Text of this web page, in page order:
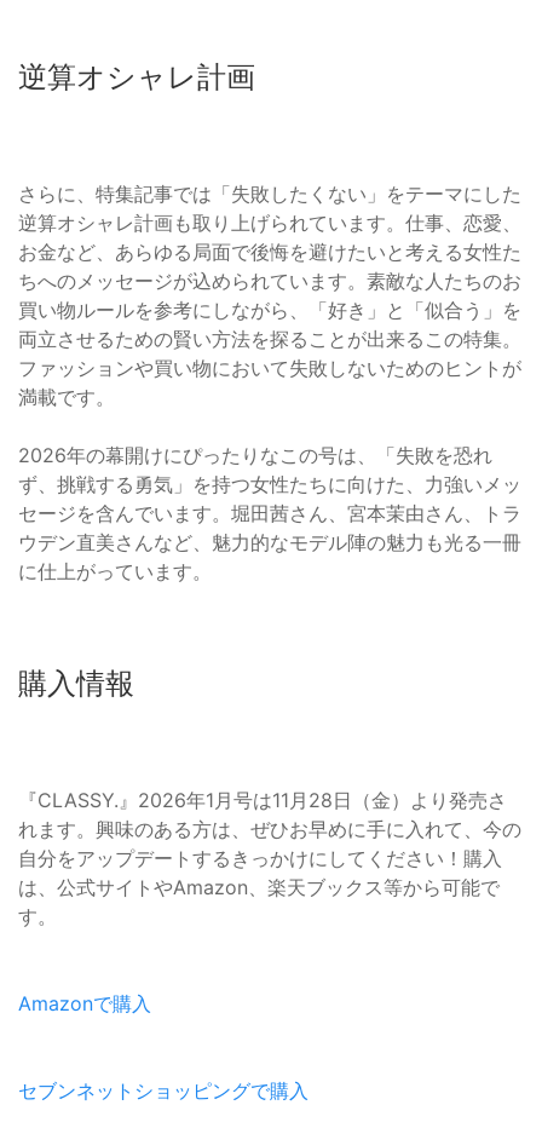
逆算オシャレ計画
さらに、特集記事では「失敗したくない」をテーマにした
逆算オシャレ計画も取り上げられています。仕事、恋愛、
お金など、あらゆる局面で後悔を避けたいと考える女性た
ちへのメッセージが込められています。素敵な人たちのお
買い物ルールを参考にしながら、「好き」と「似合う」を
両立させるための賢い方法を探ることが出来るこの特集。
ファッションや買い物において失敗しないためのヒントが
満載です。
2026年の幕開けにぴったりなこの号は、「失敗を恐れ
ず、挑戦する勇気」を持つ女性たちに向けた、力強いメッ
セージを含んでいます。堀田茜さん、宮本茉由さん、トラ
ウデン直美さんなど、魅力的なモデル陣の魅力も光る一冊
に仕上がっています。
購入情報
『CLASSY.』2026年1月号は11月28日（金）より発売さ
れます。興味のある方は、ぜひお早めに手に入れて、今の
自分をアップデートするきっかけにしてください！購入
は、公式サイトやAmazon、楽天ブックス等から可能で
す。
Amazonで購入
セブンネットショッピングで購入